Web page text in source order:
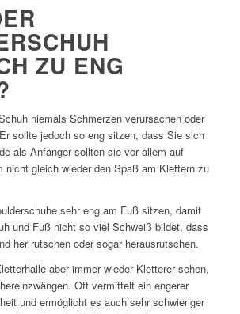
ZU ENG
niemals Schmerzen verursachen oder
sollte jedoch so eng sitzen, dass Sie sich
als Anfänger sollten sie vor allem auf
nicht gleich wieder den Spaß am Klettern zu
sehr eng am Fuß sitzen, damit
und Fuß nicht so viel Schweiß bildet, dass
her rutschen oder sogar herausrutschen.
aber immer wieder Kletterer sehen,
Oft vermittelt ein engerer
und ermöglicht es auch sehr schwieriger